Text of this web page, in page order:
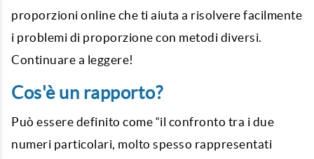
proporzioni online che ti aiuta a risolvere facilmente
i problemi di proporzione con metodi diversi.
Continuare a leggere!
Cos'è un rapporto?
Può essere definito come “il confronto tra i due
numeri particolari, molto spesso rappresentati